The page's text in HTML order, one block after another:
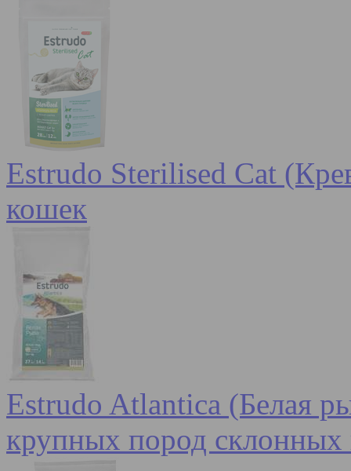
Estrudo Sterilised Cat
кошек
Estrudo Atlantica (Белая
крупных пород склонных